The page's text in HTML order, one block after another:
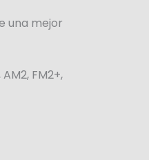
una mejor
AM2, FM2+,